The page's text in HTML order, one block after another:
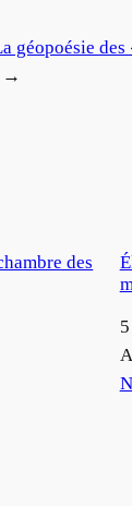
géopoésie
→
des